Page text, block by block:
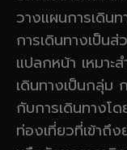
วางแผนการเดิน
การเดินทางเป็น
แปลกหน้า เหมา
เดินทางเป็นกลุ่ม
กับการเดินทางโ
ท่องเที่ยวที่เข้าถึ